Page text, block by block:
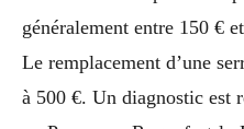
généralement entre 150 €
Le remplacement d’une
à 500 €. Un diagnostic est